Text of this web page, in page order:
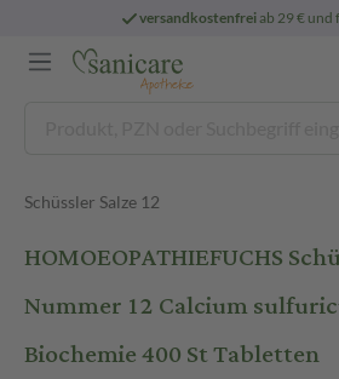
versandkostenfreiab 29 € und
Schüssler Salze 12
HOMOEOPATHIEFUCHS
Nummer 12 Calcium
Biochemie 400 St Tabletten